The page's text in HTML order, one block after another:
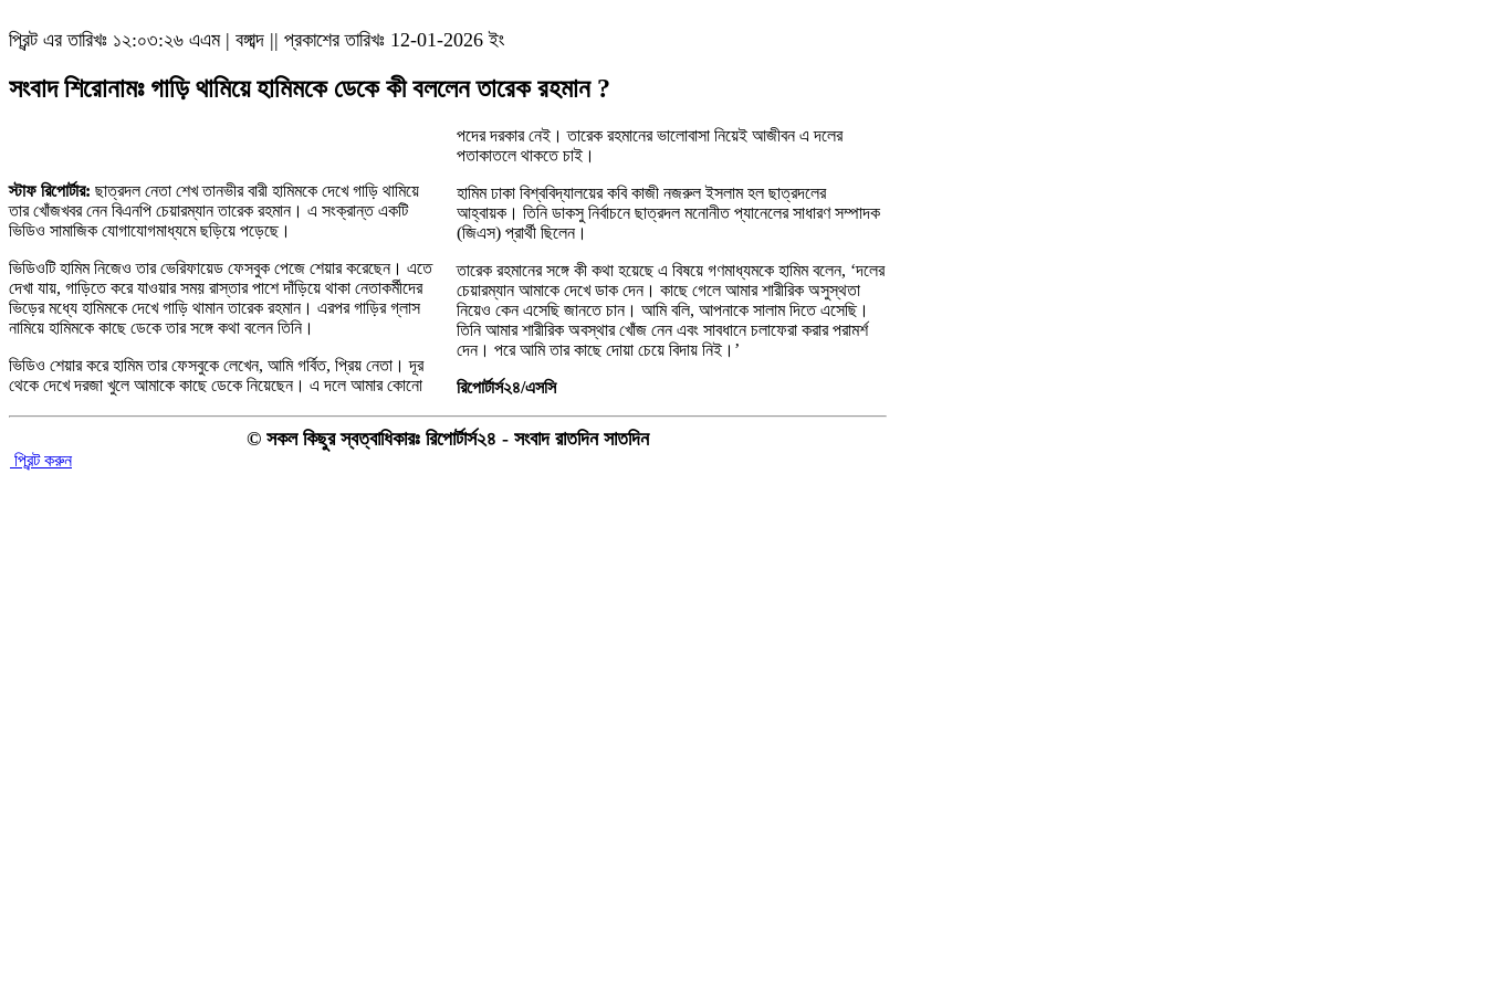
প্রিন্ট এর তারিখঃ ১২:০৩:২৬ এএম| বঙ্গাব্দ || প্রকাশের তারিখঃ 12-01-2026 ইং
সংবাদ শিরোনামঃ গাড়ি থামিয়ে হামিমকে ডেকে কী বললেন তারেক রহমান ?
স্টাফ রিপোর্টার: ছাত্রদল নেতা শেখ তানভীর বারী হামিমকে দেখে গাড়ি থামিয়ে
তার খোঁজখবর নেন বিএনপি চেয়ারম্যান তারেক রহমান। এ সংক্রান্ত একটি
ভিডিও সামাজিক যোগাযোগমাধ্যমে ছড়িয়ে পড়েছে।
ভিডিওটি হামিম নিজেও তার ভেরিফায়েড ফেসবুক পেজে শেয়ার করেছেন। এতে
দেখা যায়, গাড়িতে করে যাওয়ার সময় রাস্তার পাশে দাঁড়িয়ে থাকা নেতাকর্মীদের
ভিড়ের মধ্যে হামিমকে দেখে গাড়ি থামান তারেক রহমান। এরপর গাড়ির গ্লাস
নামিয়ে হামিমকে কাছে ডেকে তার সঙ্গে কথা বলেন তিনি।
ভিডিও শেয়ার করে হামিম তার ফেসবুকে লেখেন, আমি গর্বিত, প্রিয় নেতা। দূর
থেকে দেখে দরজা খুলে আমাকে কাছে ডেকে নিয়েছেন। এ দলে আমার কোনো
পদের দরকার নেই। তারেক রহমানের ভালোবাসা নিয়েই আজীবন এ দলের
পতাকাতলে থাকতে চাই।
হামিম ঢাকা বিশ্ববিদ্যালয়ের কবি কাজী নজরুল ইসলাম হল ছাত্রদলের
আহ্বায়ক। তিনি ডাকসু নির্বাচনে ছাত্রদল মনোনীত প্যানেলের সাধারণ সম্পাদক
(জিএস) প্রার্থী ছিলেন।
তারেক রহমানের সঙ্গে কী কথা হয়েছে এ বিষয়ে গণমাধ্যমকে হামিম বলেন, ‘দলের
চেয়ারম্যান আমাকে দেখে ডাক দেন। কাছে গেলে আমার শারীরিক অসুস্থতা
নিয়েও কেন এসেছি জানতে চান। আমি বলি, আপনাকে সালাম দিতে এসেছি।
তিনি আমার শারীরিক অবস্থার খোঁজ নেন এবং সাবধানে চলাফেরা করার পরামর্শ
দেন। পরে আমি তার কাছে দোয়া চেয়ে বিদায় নিই।’
রিপোর্টার্স২৪/এসসি
© সকল কিছুর স্বত্বাধিকারঃ রিপোর্টার্স২৪ - সংবাদ রাতদিন সাতদিন
প্রিন্ট করুন